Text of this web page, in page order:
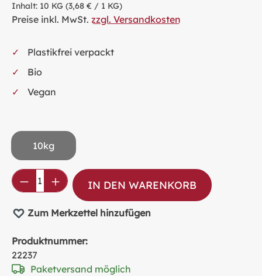
Inhalt: 10 KG (3,68 € / 1 KG)
Preise inkl. MwSt. zzgl. Versandkosten
Plastikfrei verpackt
Bio
Vegan
10kg
Produkt Anzahl: Gib den gewünschten
IN DEN WARENKORB
Zum Merkzettel hinzufügen
Produktnummer:
22237
Paketversand möglich